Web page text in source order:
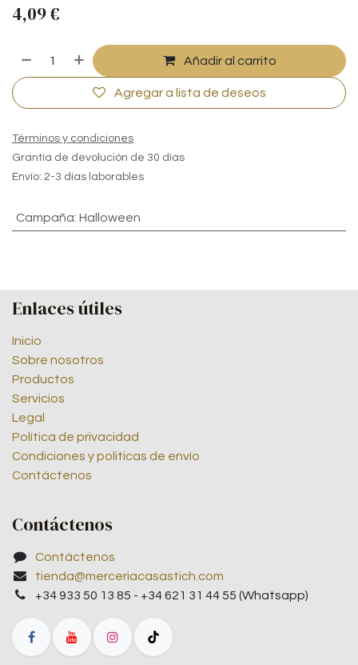
4,09€
Añadir al carrito
Agregar a lista de deseos
Términos y condiciones
Grantía de devolución de 30 días
Envío: 2-3 días laborables
Campaña: Halloween
Enlaces útiles
Inicio
Sobre nosotros
Productos
Servicios
Legal
Política de privacidad
Condiciones y politicas de envío
Contáctenos
Contáctenos
Contáctenos
tienda@merceriacasastich.com
+34 933 50 13 85 - +34 621 31 44 55 (Whatsapp)